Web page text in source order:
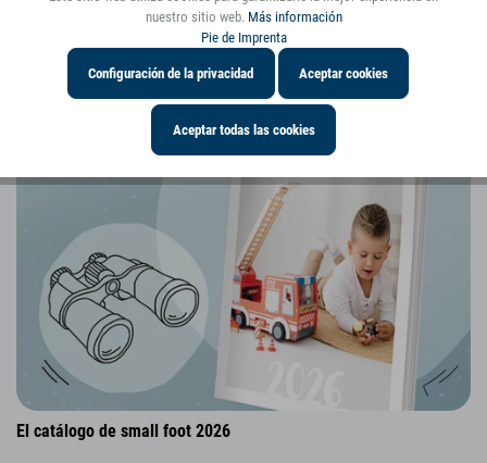
Testimonios y experiencias interesantes sobre
el artículo
El catálogo de small foot 2026
nuestro sitio web. Más información
Pie de Imprenta
Configuración de la privacidad Aceptar cookies
Aceptar todas las cookies